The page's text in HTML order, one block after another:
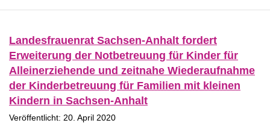
Landesfrauenrat Sachsen-Anhalt fordert
Erweiterung der Notbetreuung für Kinder für
Alleinerziehende und zeitnahe Wiederaufnahme
der Kinderbetreuung für Familien mit kleinen
Kindern in Sachsen-Anhalt
Veröffentlicht: 20. April 2020